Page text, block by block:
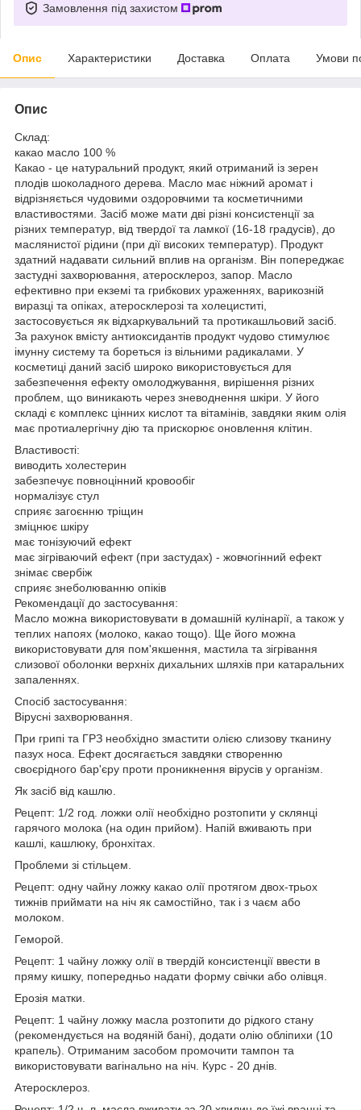
Замовлення під захистом
Опис Характеристики Доставка Оплата Умови
Опис
Склад:
какао масло 100 %
Какао - це натуральний продукт, який отриманий із зерен
плодів шоколадного дерева. Масло має ніжний аромат і
відрізняється чудовими оздоровчими та косметичними
властивостями. Засіб може мати дві різні консистенції за
різних температур, від твердої та ламкої (16-18 градусів), до
маслянистої рідини (при дії високих температур). Продукт
здатний надавати сильний вплив на організм. Він попереджає
застудні захворювання, атеросклероз, запор. Масло
ефективно при екземі та грибкових ураженнях, варикозній
виразці та опіках, атеросклерозі та холециститі,
застосовується як відхаркувальний та протикашльовий засіб.
За рахунок вмісту антиоксидантів продукт чудово стимулює
імунну систему та бореться із вільними радикалами. У
косметиці даний засіб широко використовується для
забезпечення ефекту омолоджування, вирішення різних
проблем, що виникають через зневоднення шкіри. У його
складі є комплекс цінних кислот та вітамінів, завдяки яким олія
має протиалергічну дію та прискорює оновлення клітин.
Властивості:
виводить холестерин
забезпечує повноцінний кровообіг
нормалізує стул
сприяє загоєнню тріщин
зміцнює шкіру
має тонізуючий ефект
має зігріваючий ефект (при застудах) - жовчогінний ефект
знімає свербіж
сприяє знеболюванню опіків
Рекомендації до застосування:
Масло можна використовувати в домашній кулінарії, а також у
теплих напоях (молоко, какао тощо). Ще його можна
використовувати для пом'якшення, мастила та зігрівання
слизової оболонки верхніх дихальних шляхів при катаральних
запаленнях.
Спосіб застосування:
Вірусні захворювання.
При грипі та ГРЗ необхідно змастити олією слизову тканину
пазух носа. Ефект досягається завдяки створенню
своєрідного бар'єру проти проникнення вірусів у організм.
Як засіб від кашлю.
Рецепт: 1/2 год. ложки олії необхідно розтопити у склянці
гарячого молока (на один прийом). Напій вживають при
кашлі, кашлюку, бронхітах.
Проблеми зі стільцем.
Рецепт: одну чайну ложку какао олії протягом двох-трьох
тижнів приймати на ніч як самостійно, так і з чаєм або
молоком.
Геморой.
Рецепт: 1 чайну ложку олії в твердій консистенції ввести в
пряму кишку, попередньо надати форму свічки або олівця.
Ерозія матки.
Рецепт: 1 чайну ложку масла розтопити до рідкого стану
(рекомендується на водяній бані), додати олію обліпихи (10
крапель). Отриманим засобом промочити тампон та
використовувати вагінально на ніч. Курс - 20 днів.
Атеросклероз.